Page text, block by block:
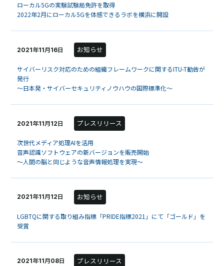
ローカル5Gの実験試験局免許を取得
2022年2月にローカル5Gを体感できるラボを横浜に開設
2021年11月16日 お知らせ
サイバーリスク対応のための組織フレームワークに関するITU-T勧告が
発行
～日本発・サイバーセキュリティノウハウの国際標準化～
2021年11月12日 プレスリリース
次世代メディア処理AIを活用
音声認識ソフトウェアの新バージョンを販売開始
～人間の脳と同じような音声情報処理を実現～
2021年11月12日 お知らせ
LGBTQに関する取り組み指標「PRIDE指標2021」にて「ゴールド」を
受賞
2021年11月08日 プレスリリース